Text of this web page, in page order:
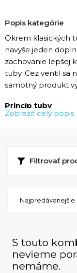
Popis kategórie
Okrem klasických
navyše jeden
zachovanie lepšej
tuby. Cez ventil sa
samotný produkt
Princíp tuby
robíte zo spodnej
surovinu vo vnútri
Tuby s ventilom
mechanickému
tekutinám a tiež
Zobraziť celý popis
Filtrovať
Najpredávanejšie
S touto
nevieme
nemáme.